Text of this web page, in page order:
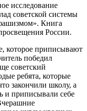
исследование
советской системы
Книга
России.
которое приписывают
победил
советский
ребята, которые
закончили школу, а
и приписывали себе